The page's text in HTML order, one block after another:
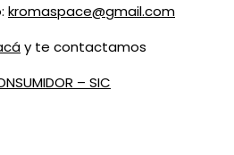
kromaspace@gmail.com
y te contactamos
– SIC